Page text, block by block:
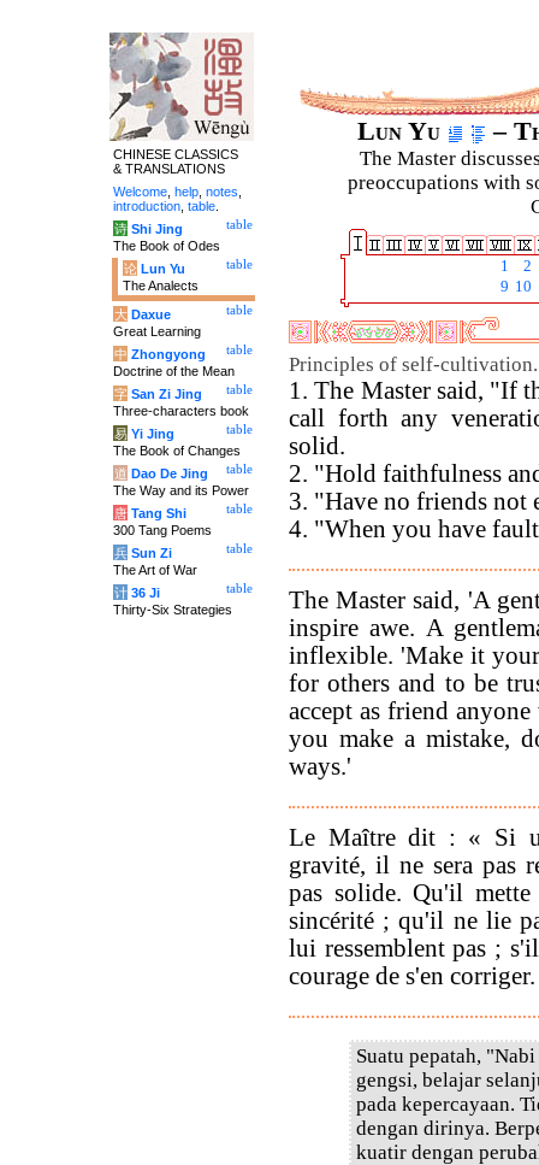
Lun Yu –
The Master
preoccupations with
1
2
9 10
Principles of self-cultivation.
1. The Master said, "If
call forth any
solid.
2. "Hold faithfulness
3. "Have no friends not
4. "When you have
The Master said, 'A
inspire awe. A
inflexible. 'Make it
for others and to be
accept as friend
you make a mistake,
ways.'
Le Maître dit : « Si
gravité, il ne sera pas
pas solide. Qu'il
sincérité ; qu'il ne lie
lui ressemblent pas ;
courage de s'en
Suatu pepatah,
gengsi, belajar
pada kepercayaan.
dengan dirinya.
kuatir dengan
CHINESE CLASSICS
& TRANSLATIONS
Welcome help notes
introduction table
table
诗 Shi Jing
The Book of Odes
table
论 Lun Yu
The Analects
table
大 Daxue
Great Learning
table
中 Zhongyong
Doctrine of the Mean
table
字 San Zi Jing
Three-characters book
table
易 Yi Jing
The Book of Changes
table
道 Dao De Jing
The Way and its Power
table
唐 Tang Shi
300 Tang Poems
table
兵 Sun Zi
The Art of War
table
计 36 Ji
Thirty-Six Strategies